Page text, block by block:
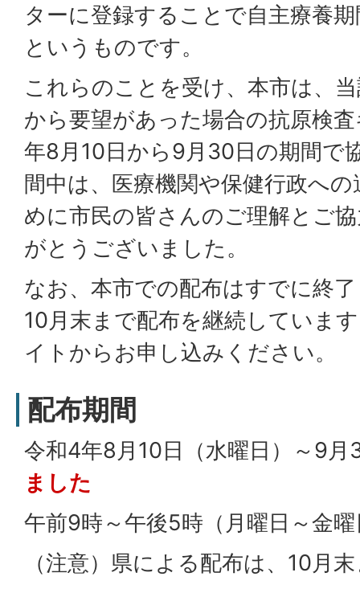
ターに登録することで自主療養
というものです。
これらのことを受け、本市は、
から要望があった場合の抗原検
年8月10日から9月30日の期間で
間中は、医療機関や保健行政へ
めに市民の皆さんのご理解とご
がとうございました。
なお、本市での配布はすでに終
10月末まで配布を継続していま
イトからお申し込みください。
配布期間
令和4年8月10日（水曜日）～9月
ました
午前9時～午後5時（月曜日～金
（注意）県による配布は、10月